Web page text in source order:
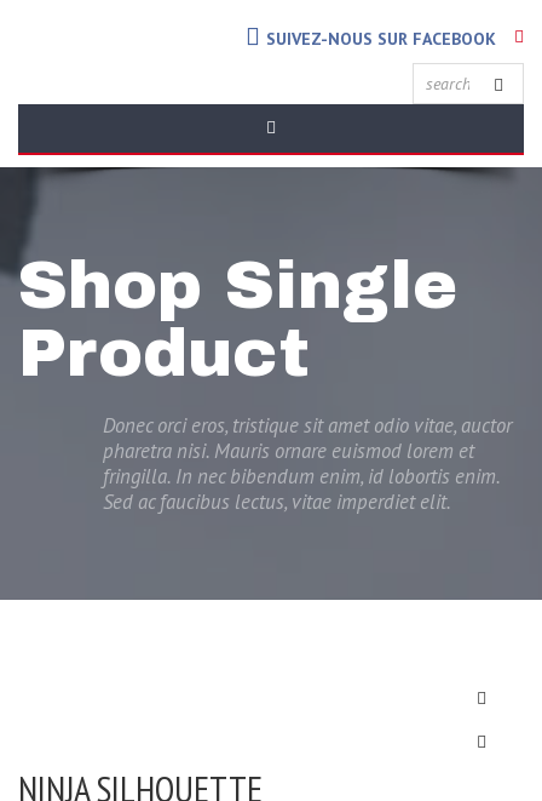
SUIVEZ-NOUS SUR FACEBOOK
Shop Single
Product
Donec orci eros, tristique sit amet odio vitae, auctor
pharetra nisi. Mauris ornare euismod lorem et
fringilla. In nec bibendum enim, id lobortis enim.
Sed ac faucibus lectus, vitae imperdiet elit.
NINJA SILHOUETTE